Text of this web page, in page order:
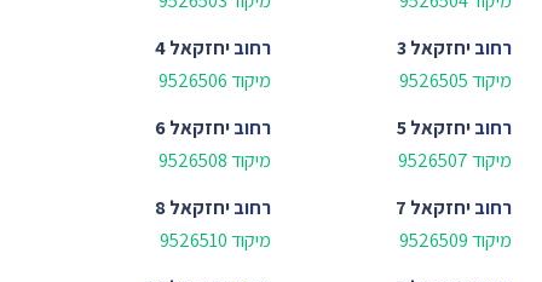
רחוביחזקאל 3
מיקוד 9526505
רחוביחזקאל 4
מיקוד 9526506
רחוביחזקאל 5
מיקוד 9526507
רחוביחזקאל 6
מיקוד 9526508
רחוביחזקאל 7
מיקוד 9526509
רחוביחזקאל 8
מיקוד 9526510